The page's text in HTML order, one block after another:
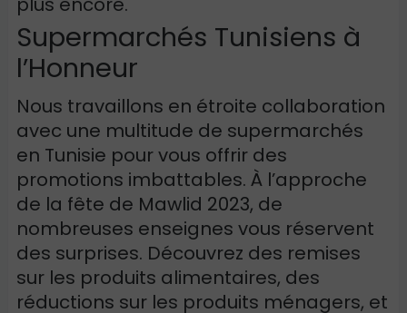
Supermarchés Tunisiens à
l’Honneur
Nous travaillons en étroite collaboration
avec une multitude de supermarchés
en Tunisie pour vous offrir des
promotions imbattables. À l’approche
de la fête de Mawlid 2023, de
nombreuses enseignes vous réservent
des surprises. Découvrez des remises
sur les produits alimentaires, des
réductions sur les produits ménagers, et